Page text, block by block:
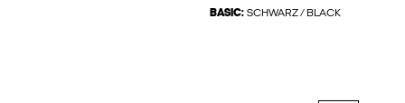
BASIC: SCHWARZ / BLACK